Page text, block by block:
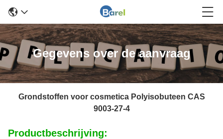
Gegevens over de aanvraag
Grondstoffen voor cosmetica Polyisobuteen CAS
9003-27-4
Productbeschrijving: